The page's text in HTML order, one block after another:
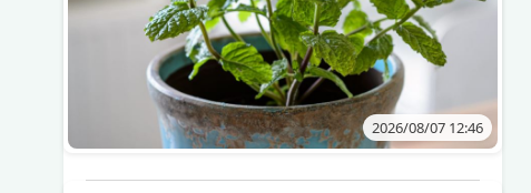
2026/08/07 12:46